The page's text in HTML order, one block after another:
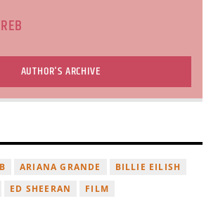
AUTHOR'S ARCHIVE
ARIANA GRANDE
BILLIE EILISH
ED SHEERAN
FILM